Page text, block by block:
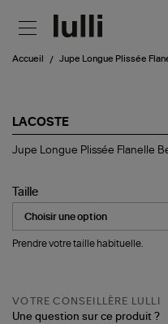
Accueil Jupe Longue Plissée
LACOSTE
Jupe
Flanelle
Beige
Jupe Longue Plissée Flanelle
Taille
Prendre votre taille habituelle.
VOTRE CONSEILLÈRE LULLI
Une question sur ce produit ?